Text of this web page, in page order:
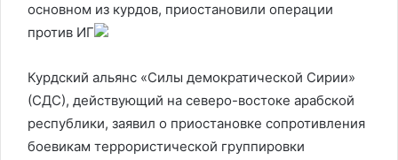
основном из курдов, приостановили операции
против ИГ
Курдский альянс «Силы демократической Сирии»
(СДС), действующий на северо-востоке арабской
республики, заявил о приостановке сопротивления
боевикам террористической группировки